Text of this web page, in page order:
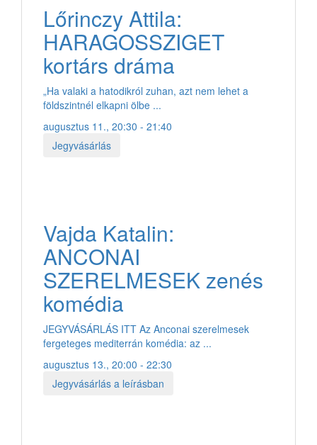
Lőrinczy Attila:
HARAGOSSZIGET
kortárs dráma
„Ha valaki a hatodikról zuhan, azt nem lehet a
földszintnél elkapni ölbe ...
augusztus 11., 20:30 - 21:40
Jegyvásárlás
Vajda Katalin:
ANCONAI
SZERELMESEK zenés
komédia
JEGYVÁSÁRLÁS ITT Az Anconai szerelmesek
fergeteges mediterrán komédia: az ...
augusztus 13., 20:00 - 22:30
Jegyvásárlás a leírásban